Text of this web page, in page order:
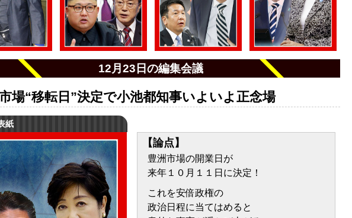
12月23日の編集会議
場“移転日”決定で小池都知事いよいよ正念場
紙
【論点】
豊洲市場の開業日が
来年１０月１１日に決定！
これを安倍政権の
政治日程に当てはめると